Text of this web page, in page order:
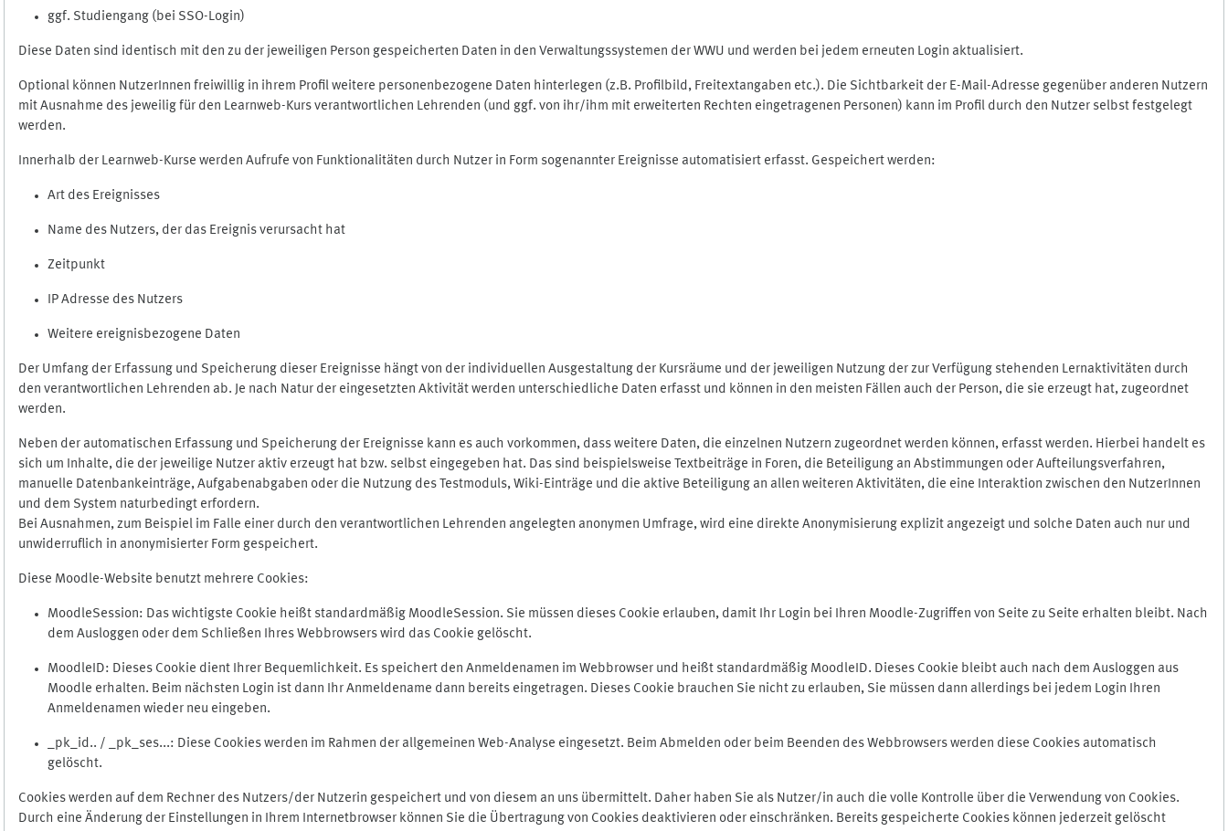
ggf. Studiengang (bei SSO-Login)
Diese Daten sind identisch mit den zu der jeweiligen Person gespeicherten Daten in den Verwaltungssystemen der WWU und werden bei jedem erneuten Login aktualisiert.
Optional können NutzerInnen freiwillig in ihrem Profil weitere personenbezogene Daten hinterlegen (z.B. Profilbild, Freitextangaben etc.). Die Sichtbarkeit der E-Mail-Adresse gegenüber anderen Nutzern
mit Ausnahme des jeweilig für den Learnweb-Kurs verantwortlichen Lehrenden (und ggf. von ihr/ihm mit erweiterten Rechten eingetragenen Personen) kann im Profil durch den Nutzer selbst festgelegt
werden.
Innerhalb der Learnweb-Kurse werden Aufrufe von Funktionalitäten durch Nutzer in Form sogenannter Ereignisse automatisiert erfasst. Gespeichert werden:
Art des Ereignisses
Name des Nutzers, der das Ereignis verursacht hat
Zeitpunkt
IP Adresse des Nutzers
Weitere ereignisbezogene Daten
Der Umfang der Erfassung und Speicherung dieser Ereignisse hängt von der individuellen Ausgestaltung der Kursräume und der jeweiligen Nutzung der zur Verfügung stehenden Lernaktivitäten durch
den verantwortlichen Lehrenden ab. Je nach Natur der eingesetzten Aktivität werden unterschiedliche Daten erfasst und können in den meisten Fällen auch der Person, die sie erzeugt hat, zugeordnet
werden.
Neben der automatischen Erfassung und Speicherung der Ereignisse kann es auch vorkommen, dass weitere Daten, die einzelnen Nutzern zugeordnet werden können, erfasst werden. Hierbei handelt es
sich um Inhalte, die der jeweilige Nutzer aktiv erzeugt hat bzw. selbst eingegeben hat. Das sind beispielsweise Textbeiträge in Foren, die Beteiligung an Abstimmungen oder Aufteilungsverfahren,
manuelle Datenbankeinträge, Aufgabenabgaben oder die Nutzung des Testmoduls, Wiki-Einträge und die aktive Beteiligung an allen weiteren Aktivitäten, die eine Interaktion zwischen den NutzerInnen
und dem System naturbedingt erfordern.
Bei Ausnahmen, zum Beispiel im Falle einer durch den verantwortlichen Lehrenden angelegten anonymen Umfrage, wird eine direkte Anonymisierung explizit angezeigt und solche Daten auch nur und
unwiderruflich in anonymisierter Form gespeichert.
Diese Moodle-Website benutzt mehrere Cookies:
MoodleSession: Das wichtigste Cookie heißt standardmäßig MoodleSession. Sie müssen dieses Cookie erlauben, damit Ihr Login bei Ihren Moodle-Zugriffen von Seite zu Seite erhalten bleibt. Nach
dem Ausloggen oder dem Schließen Ihres Webbrowsers wird das Cookie gelöscht.
MoodleID: Dieses Cookie dient Ihrer Bequemlichkeit. Es speichert den Anmeldenamen im Webbrowser und heißt standardmäßig MoodleID. Dieses Cookie bleibt auch nach dem Ausloggen aus
Moodle erhalten. Beim nächsten Login ist dann Ihr Anmeldename dann bereits eingetragen. Dieses Cookie brauchen Sie nicht zu erlauben, Sie müssen dann allerdings bei jedem Login Ihren
Anmeldenamen wieder neu eingeben.
_pk_id.. / _pk_ses...: Diese Cookies werden im Rahmen der allgemeinen Web-Analyse eingesetzt. Beim Abmelden oder beim Beenden des Webbrowsers werden diese Cookies automatisch
gelöscht.
Cookies werden auf dem Rechner des Nutzers/der Nutzerin gespeichert und von diesem an uns übermittelt. Daher haben Sie als Nutzer/in auch die volle Kontrolle über die Verwendung von Cookies.
Durch eine Änderung der Einstellungen in Ihrem Internetbrowser können Sie die Übertragung von Cookies deaktivieren oder einschränken. Bereits gespeicherte Cookies können jederzeit gelöscht